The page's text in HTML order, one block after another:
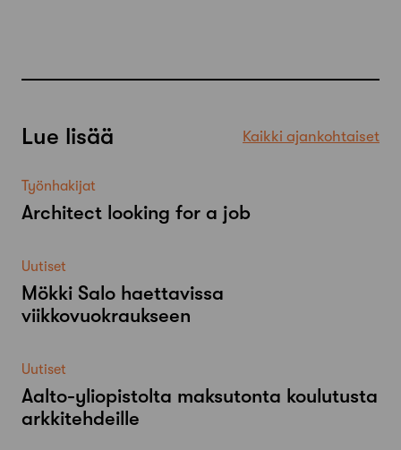
Lue lisää Kaikki ajankohtaiset
Työnhakijat
Architect looking for a job
Uutiset
Mökki Salo haettavissa
viikkovuokraukseen
Uutiset
Aalto-​yliopistolta maksutonta koulutusta
arkkitehdeille